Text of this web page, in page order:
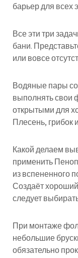
барьер для всех
Все эти три
бани.
или вовсе
Водяные пары со
выполнять свои
открытыми для
Плесень, грибок
Какой делаем
применить
из вспененного
Создаёт
следует
При монтаже
небольшие
обязательно